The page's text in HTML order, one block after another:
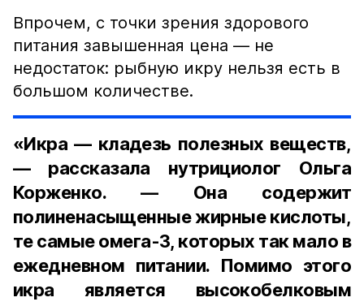
Впрочем, с точки зрения здорового
питания завышенная цена — не
недостаток: рыбную икру нельзя есть в
большом количестве.
«Икра — кладезь полезных веществ,
— рассказала нутрициолог Ольга
Корженко. — Она содержит
полиненасыщенные жирные кислоты,
те самые омега-3, которых так мало в
ежедневном питании. Помимо этого
икра является высокобелковым